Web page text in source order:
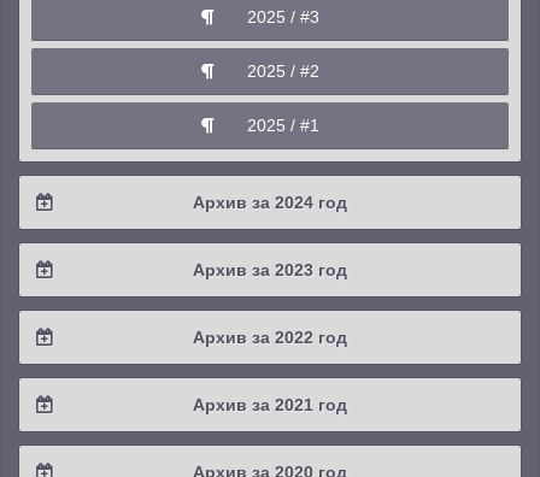
2025 / #3
2025 / #2
2025 / #1
Архив за 2024 год
2024 / #4
2024 / #3
2024 / #1
Архив за 2023 год
2023 / #4
2023 / #3
Архив за 2022 год
2022 / #4
2022 / #3
Архив за 2021 год
2021 / #4
Архив за 2020 год